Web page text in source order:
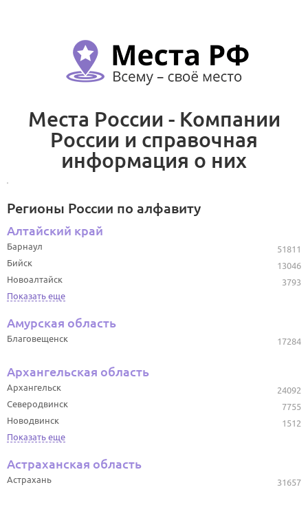
Места России - Компании
России и справочная
информация о них
Регионы России по алфавиту
Алтайский край
51811
Барнаул
13046
Бийск
3793
Новоалтайск
Показать еще
Амурская область
17284
Благовещенск
Архангельская область
24092
Архангельск
7755
Северодвинск
1512
Новодвинск
Показать еще
Астраханская область
31657
Астрахань